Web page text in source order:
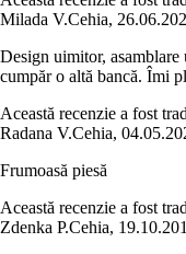
Milada V.Cehia,
Design uimitor, asamblare
cumpăr o altă bancă. Îmi
Această recenzie a fost
Radana V.Cehia,
Frumoasă piesă
Această recenzie a fost
Zdenka P.Cehia,